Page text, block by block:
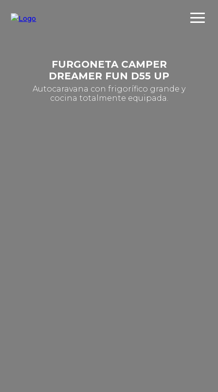
FURGONETA CAMPER
DREAMER FUN D55 UP
Autocaravana con frigorífico grande y
cocina totalmente equipada.